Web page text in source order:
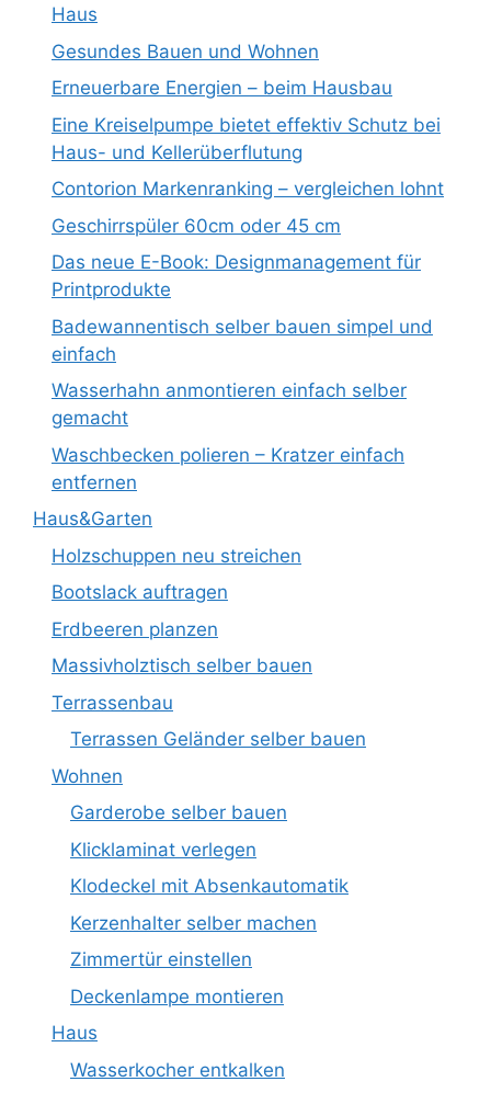
Haus
Gesundes Bauen und Wohnen
Erneuerbare Energien – beim Hausbau
Eine Kreiselpumpe bietet effektiv Schutz bei
Haus- und Kellerüberflutung
Contorion Markenranking – vergleichen lohnt
Geschirrspüler 60cm oder 45 cm
Das neue E-Book: Designmanagement für
Printprodukte
Badewannentisch selber bauen simpel und
einfach
Wasserhahn anmontieren einfach selber
gemacht
Waschbecken polieren – Kratzer einfach
entfernen
Haus&Garten
Holzschuppen neu streichen
Bootslack auftragen
Erdbeeren planzen
Massivholztisch selber bauen
Terrassenbau
Terrassen Geländer selber bauen
Wohnen
Garderobe selber bauen
Klicklaminat verlegen
Klodeckel mit Absenkautomatik
Kerzenhalter selber machen
Zimmertür einstellen
Deckenlampe montieren
Haus
Wasserkocher entkalken